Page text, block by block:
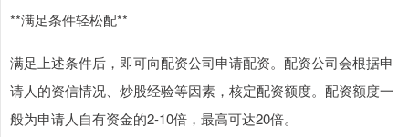
**满足条件轻松配**
满足上述条件后，即可向配资公司申请配资。配资公司会根据申
请人的资信情况、炒股经验等因素，核定配资额度。配资额度一
般为申请人自有资金的2-10倍，最高可达20倍。